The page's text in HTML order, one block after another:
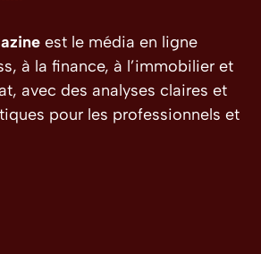
est le média en ligne
à la finance, à l’immobilier et
avec des analyses claires et
pour les professionnels et